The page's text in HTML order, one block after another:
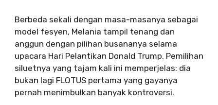
Berbeda sekali dengan masa-masanya sebagai
model fesyen, Melania tampil tenang dan
anggun dengan pilihan busananya selama
upacara Hari Pelantikan Donald Trump. Pemilihan
siluetnya yang tajam kali ini memperjelas: dia
bukan lagi FLOTUS pertama yang gayanya
pernah menimbulkan banyak kontroversi.